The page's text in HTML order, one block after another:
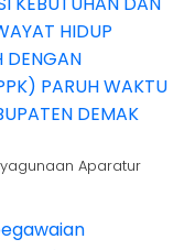
HIDUP
DENGAN
PARUH WAKTU
DEMAK
Aparatur